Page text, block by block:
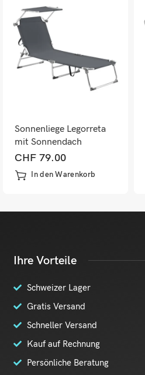
Sonnenliege Legorreta
mit Sonnendach
Dunkelgrau
CHF 79.00
In den Warenkorb
Ihre Vorteile
Schweizer Lager
Gratis Versand
Schneller Versand
Kauf auf Rechnung
Persönliche Beratung